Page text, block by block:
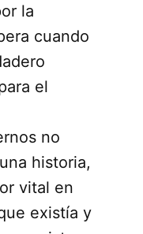
la
cuando
el
no
historia,
vital en
existía y